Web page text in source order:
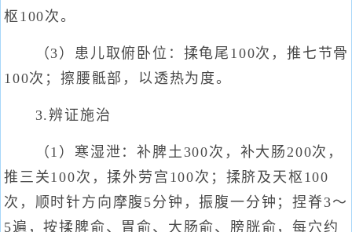
枢100次。
（3）患儿取俯卧位：揉龟尾100次，推七节骨
100次；擦腰骶部，以透热为度。
3.辨证施治
（1）寒湿泄：补脾土300次，补大肠200次，
推三关100次，揉外劳宫100次；揉脐及天枢100
次，顺时针方向摩腹5分钟，振腹一分钟；捏脊3～
5遍，按揉脾俞、胃俞、大肠俞、膀胱俞，每穴约